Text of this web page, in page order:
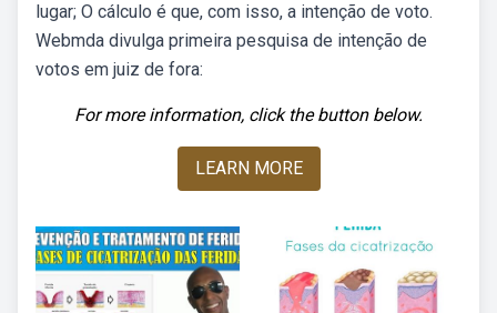
lugar; O cálculo é que, com isso, a intenção de voto.
Webmda divulga primeira pesquisa de intenção de
votos em juiz de fora:
For more information, click the button below.
LEARN MORE